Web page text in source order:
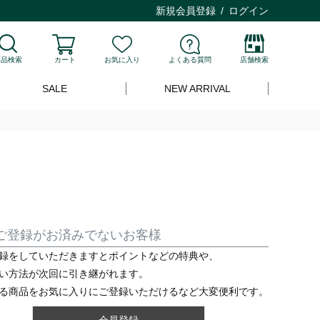
新規会員登録 ログイン
検索 カート お気に入り よくある質問 店舗検索
SALE NEW ARRIVAL
登録がお済みでないお客様
をしていただきますとポイントなどの特典や、
方法が次回に引き継がれます。
商品をお気に入りにご登録いただけるなど大変便利です。